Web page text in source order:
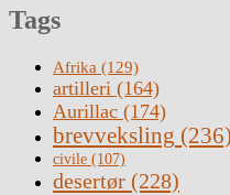
Tags
Afrika (129)
artilleri (164)
Aurillac (174)
brevveksling (236)
civile (107)
desertør (228)